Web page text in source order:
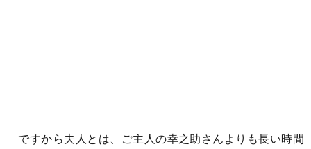
ですから夫人とは、ご主人の幸之助さんよりも長い時間